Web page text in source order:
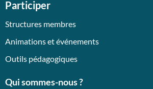
Participer
Structures membres
Animations et événements
Outils pédagogiques
Qui sommes-nous ?